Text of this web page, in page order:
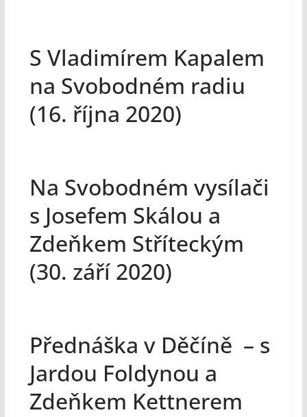
S Vladimírem Kapalem
na Svobodném radiu
(16. října 2020)
Na Svobodném vysílači
s Josefem Skálou a
Zdeňkem Stříteckým
(30. září 2020)
Přednáška v Děčíně – s
Jardou Foldynou a
Zdeňkem Kettnerem